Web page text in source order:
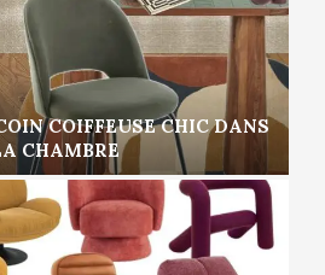
COIFFEUSE CHIC DANS
CHAMBRE